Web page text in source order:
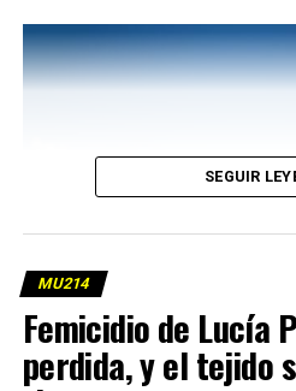
Para Nina una banda
Lina Etchesuri/lavaca.org.
Ganó Milei, y es de noche. La
fue, mamá ya no está. Nina
gigante que ocupa casi todo
SEGUIR
MU214
Femicidio de Lucía
perdida, y el tejido